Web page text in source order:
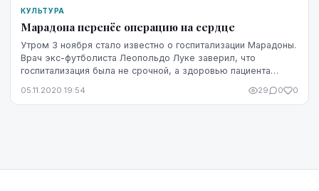
КУЛЬТУРА
Марадона перенёс операцию на сердце
Утром 3 ноября стало известно о госпитализации Марадоны.
Врач экс-футболиста Леопольдо Луке заверил, что
госпитализация была не срочной, а здоровью пациента
05.11.2020 19:54 29 0 0